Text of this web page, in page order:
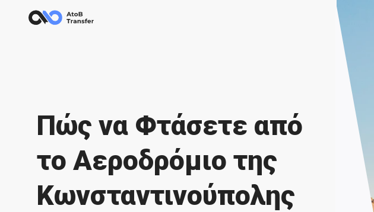
Πώς να Φτάσετε από
το Αεροδρόμιο της
Κωνσταντινούπολης